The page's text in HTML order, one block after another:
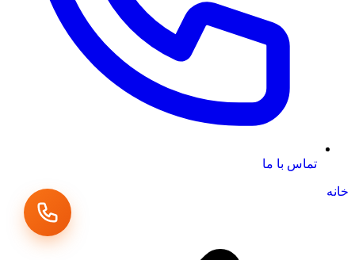
تماس با ما
خانه